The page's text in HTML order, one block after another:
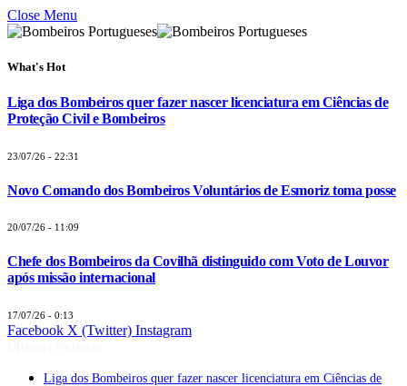
Close Menu
What's Hot
Liga dos Bombeiros quer fazer nascer licenciatura em Ciências de
Proteção Civil e Bombeiros
23/07/26 - 22:31
Novo Comando dos Bombeiros Voluntários de Esmoriz toma posse
20/07/26 - 11:09
Chefe dos Bombeiros da Covilhã distinguido com Voto de Louvor
após missão internacional
17/07/26 - 0:13
Facebook X (Twitter) Instagram
Liga dos Bombeiros quer fazer nascer licenciatura em Ciências de